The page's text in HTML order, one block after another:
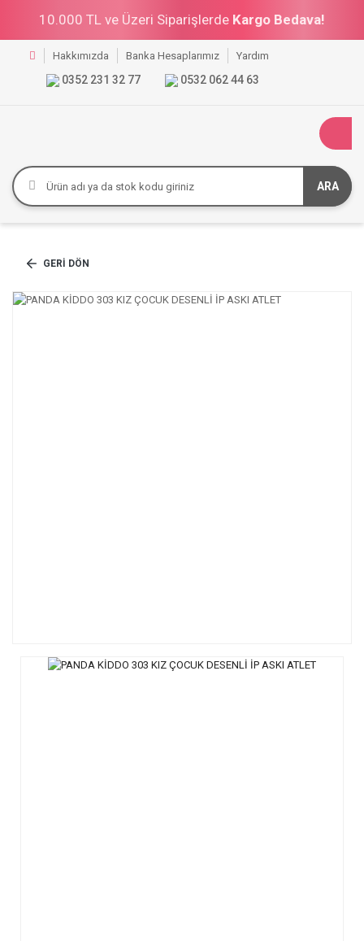
10.000 TL ve Üzeri Siparişlerde Kargo Bedava!
Hakkımızda Banka Hesaplarımız Yardım
0352 231 32 77 0532 062 44 63
ARA
GERI DÖN